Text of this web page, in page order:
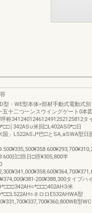
型・WE型本体=部材手動式電動式別
十二つ一ンスウイングゲート0本図
称341240124612491252125812タ
￨342AS∪米回□L402AS0*□日
」L522ASJ*巴□とSA,aSWA型日
日□匝日□匝¥305,800半
タイプハイ
米
ネロロE532AHWA型
型WC